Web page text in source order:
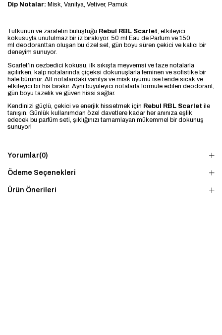
Dip Notalar: Misk, Vanilya, Vetiver, Pamuk
Tutkunun ve zarafetin buluştuğu Rebul RBL Scarlet , etkileyici
kokusuyla unutulmaz bir iz bırakıyor. 50 ml Eau de Parfum ve 150
ml deodoranttan oluşan bu özel set, gün boyu süren çekici ve kalıcı bir
deneyim sunuyor.
Scarlet’in cezbedici kokusu, ilk sıkışta meyvemsi ve taze notalarla
açılırken, kalp notalarında çiçeksi dokunuşlarla feminen ve sofistike bir
hale bürünür. Alt notalardaki vanilya ve misk uyumu ise tende sıcak ve
etkileyici bir his bırakır. Aynı büyüleyici notalarla formüle edilen deodorant,
gün boyu tazelik ve güven hissi sağlar.
Kendinizi güçlü, çekici ve enerjik hissetmek için Rebul RBL Scarlet ile
tanışın. Günlük kullanımdan özel davetlere kadar her anınıza eşlik
edecek bu parfüm seti, şıklığınızı tamamlayan mükemmel bir dokunuş
sunuyor!
Yorumlar(0)
Ödeme Seçenekleri
Ürün Önerileri